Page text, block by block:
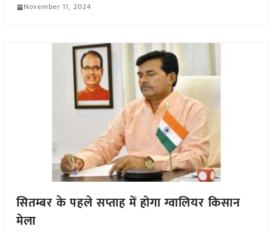
November 11, 2024
सितम्बर के पहले सप्ताह में होगा ग्वालियर किसान
मेला